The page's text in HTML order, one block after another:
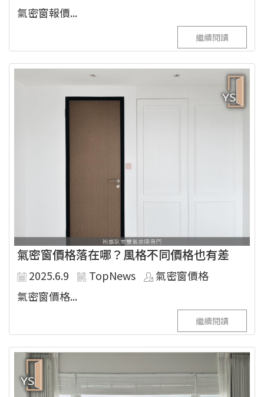
氣密窗報價...
繼續閱讀
氣密窗價格落在哪？風格不同價格也有差
2025.6.9 TopNews
氣密窗價格
氣密窗價格...
繼續閱讀